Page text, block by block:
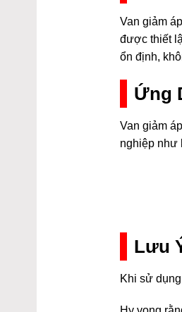
Van giảm
được thiết
ổn định,
Ứng
Van giảm
nghiệp như
Lưu
Khi sử